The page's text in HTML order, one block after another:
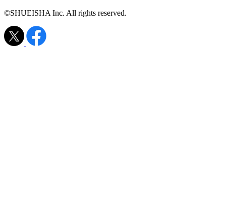
©SHUEISHA Inc. All rights reserved.